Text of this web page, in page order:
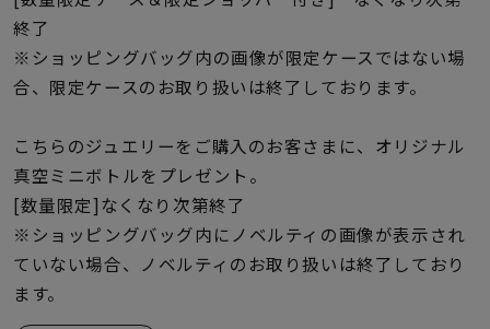
価格 ¥0
在庫 在庫ありのみ すべて表示
終了
※ショッピングバッグ内の画像が限定ケースではない場
合、限定ケースのお取り扱いは終了しております。
こちらのジュエリーをご購入のお客さまに、オリジナル
真空ミニボトルをプレゼント。
[数量限定]なくなり次第終了
※ショッピングバッグ内にノベルティの画像が表示され
ていない場合、ノベルティのお取り扱いは終了しており
ます。